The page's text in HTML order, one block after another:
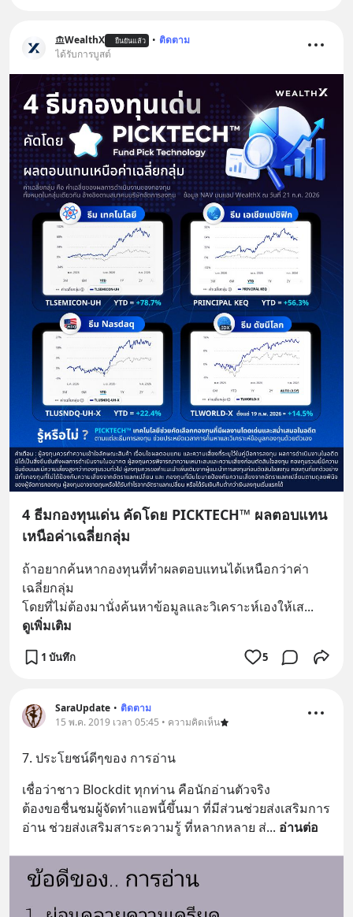
WealthX ยืนยันแล้ว • ติดตาม
ได้รับการบูสต์
4 ธีมกองทุนเด่น คัดโดย PICKTECH™ ผลตอบแทน
เหนือค่าเฉลี่ยกลุ่ม
ถ้าอยากค้นหากองทุนที่ทำผลตอบแทนได้เหนือกว่าค่า
เฉลี่ยกลุ่ม
โดยที่ไม่ต้องมานั่งค้นหาข้อมูลและวิเคราะห์เองให้เส...
ดูเพิ่มเติม
1 บันทึก 5
SaraUpdate • ติดตาม
15 พ.ค. 2019 เวลา 05:45 • ความคิดเห็น
7. ประโยชน์ดีๆของ การอ่าน
เชื่อว่าชาว Blockdit ทุกท่าน คือนักอ่านตัวจริง
ต้องขอชื่นชมผู้จัดทำแอพนี้ขึ้นมา ที่มีส่วนช่วยส่งเสริมการ
อ่าน ช่วยส่งเสริมสาระความรู้ ที่หลากหลาย ส่... อ่านต่อ